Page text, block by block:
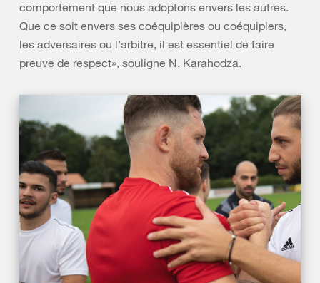
comportement que nous adoptons envers les autres.
Que ce soit envers ses coéquipières ou coéquipiers,
les adversaires ou l’arbitre, il est essentiel de faire
preuve de respect», souligne N. Karahodza.